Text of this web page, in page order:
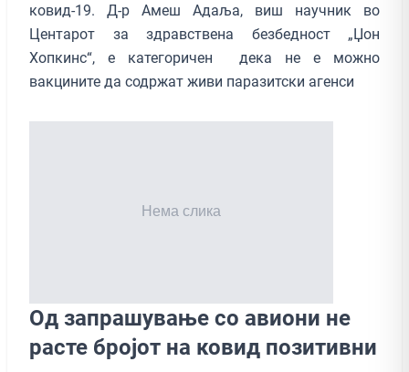
ковид-19. Д-р Амеш Адаља, виш научник во
Центарот за здравствена безбедност „Џон
Хопкинс“, е категоричен дека не е можно
вакцините да содржат живи паразитски агенси
Од запрашување со авиони не
расте бројот на ковид позитивни